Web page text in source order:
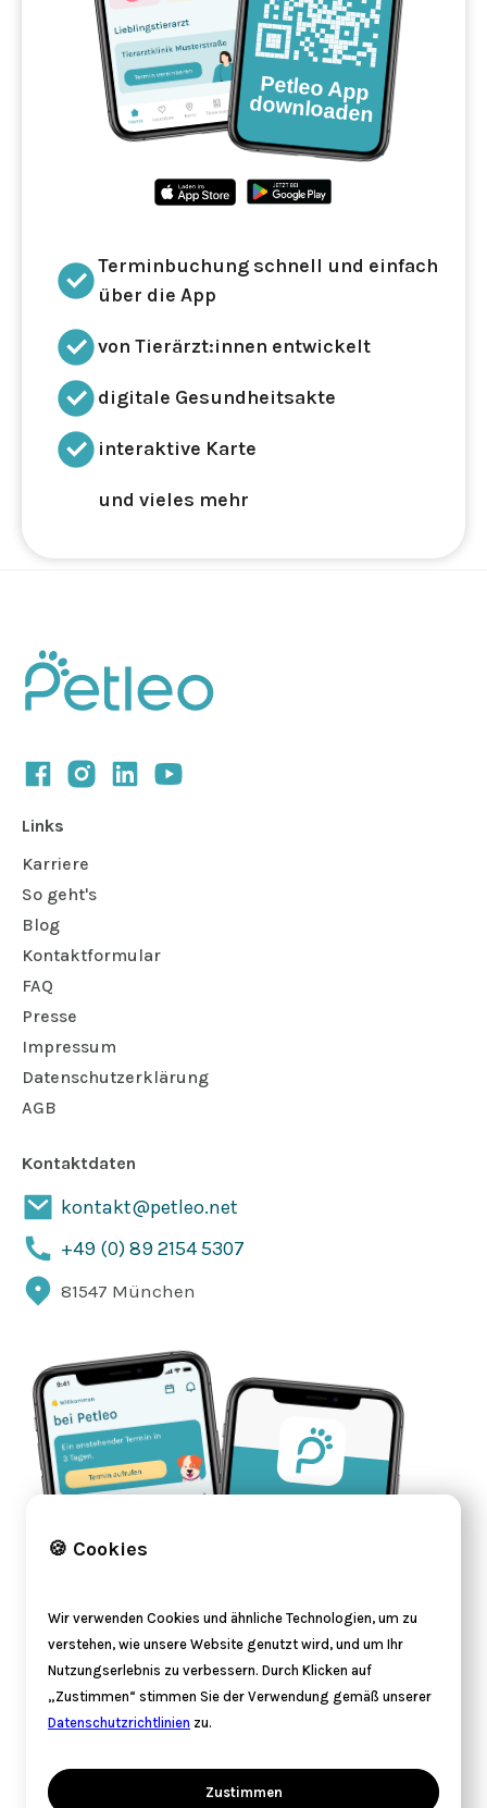
Terminbuchung schnell und einfach
über die App
von Tierärzt:innen entwickelt
digitale Gesundheitsakte
interaktive Karte
und vieles mehr
Links
Karriere
So geht's
Blog
Kontaktformular
FAQ
Presse
Impressum
Datenschutzerklärung
AGB
Kontaktdaten
kontakt@petleo.net
+49 (0) 89 2154 5307
81547 München
🍪 Cookies
Wir verwenden Cookies und ähnliche Technologien, um zu
verstehen, wie unsere Website genutzt wird, und um Ihr
Nutzungserlebnis zu verbessern. Durch Klicken auf
„Zustimmen“ stimmen Sie der Verwendung gemäß unserer
Datenschutzrichtlinien zu.
Zustimmen